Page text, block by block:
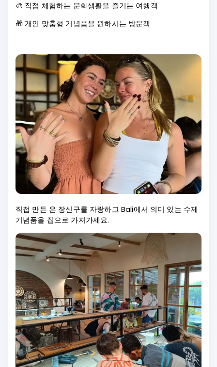
🎨 직접 체험하는 문화생활을 즐기는 여행객
🎁 개인 맞춤형 기념품을 원하시는 방문객
직접 만든 은 장신구를 자랑하고 Bali에서 의미 있는 수제
기념품을 집으로 가져가세요.